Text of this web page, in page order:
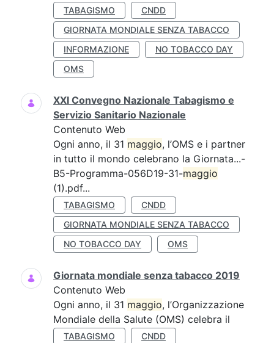
TABAGISMO
CNDD
GIORNATA MONDIALE SENZA TABACCO
INFORMAZIONE
NO TOBACCO DAY
OMS
XXI Convegno Nazionale Tabagismo e
Servizio Sanitario Nazionale
Contenuto Web
Ogni anno, il 31 maggio, l’OMS e i partner
in tutto il mondo celebrano la Giornata...-
B5-Programma-056D19-31-maggio
(1).pdf...
TABAGISMO
CNDD
GIORNATA MONDIALE SENZA TABACCO
NO TOBACCO DAY
OMS
Giornata mondiale senza tabacco 2019
Contenuto Web
Ogni anno, il 31 maggio, l’Organizzazione
Mondiale della Salute (OMS) celebra il
TABAGISMO
CNDD